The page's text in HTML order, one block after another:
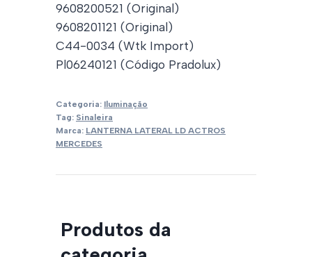
9608200521 (Original)
9608201121 (Original)
C44-0034 (Wtk Import)
Pl06240121 (Código Pradolux)
Categoria: Iluminação
Tag: Sinaleira
Marca: LANTERNA LATERAL LD ACTROS
MERCEDES
Produtos da